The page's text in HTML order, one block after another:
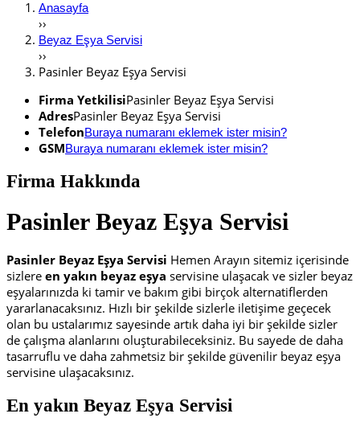
Anasayfa
››
Beyaz Eşya Servisi
››
Pasinler Beyaz Eşya Servisi
Firma YetkilisiPasinler Beyaz Eşya Servisi
AdresPasinler Beyaz Eşya Servisi
TelefonBuraya numaranı eklemek ister misin?
GSMBuraya numaranı eklemek ister misin?
Firma Hakkında
Pasinler Beyaz Eşya Servisi
Pasinler Beyaz Eşya Servisi Hemen Arayın sitemiz içerisinde
sizlere en yakın beyaz eşya servisine ulaşacak ve sizler beyaz
eşyalarınızda ki tamir ve bakım gibi birçok alternatiflerden
yararlanacaksınız. Hızlı bir şekilde sizlerle iletişime geçecek
olan bu ustalarımız sayesinde artık daha iyi bir şekilde sizler
de çalışma alanlarını oluşturabileceksiniz. Bu sayede de daha
tasarruflu ve daha zahmetsiz bir şekilde güvenilir beyaz eşya
servisine ulaşacaksınız.
En yakın Beyaz Eşya Servisi